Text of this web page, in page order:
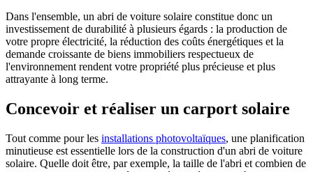
Dans l'ensemble, un abri de voiture solaire constitue donc un
investissement de durabilité à plusieurs égards : la production de
votre propre électricité, la réduction des coûts énergétiques et la
demande croissante de biens immobiliers respectueux de
l'environnement rendent votre propriété plus précieuse et plus
attrayante à long terme.
Concevoir et réaliser un carport solaire
Tout comme pour les installations photovoltaïques, une planification
minutieuse est essentielle lors de la construction d'un abri de voiture
solaire. Quelle doit être, par exemple, la taille de l'abri et combien de